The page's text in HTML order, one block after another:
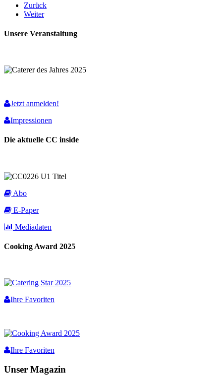
Zurück
Weiter
Unsere Veranstaltung
Jetzt anmelden!
Impressionen
Die aktuelle CC inside
Abo
E-Paper
Mediadaten
Cooking Award 2025
Ihre Favoriten
Ihre Favoriten
Unser Magazin